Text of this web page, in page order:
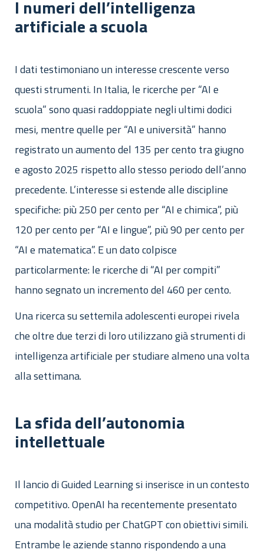
I numeri dell’intelligenza
artificiale a scuola
I dati testimoniano un interesse crescente verso
questi strumenti. In Italia, le ricerche per “AI e
scuola” sono quasi raddoppiate negli ultimi dodici
mesi, mentre quelle per “AI e università” hanno
registrato un aumento del 135 per cento tra giugno
e agosto 2025 rispetto allo stesso periodo dell’anno
precedente. L’interesse si estende alle discipline
specifiche: più 250 per cento per “AI e chimica”, più
120 per cento per “AI e lingue”, più 90 per cento per
“AI e matematica”. E un dato colpisce
particolarmente: le ricerche di “AI per compiti”
hanno segnato un incremento del 460 per cento.
Una ricerca su settemila adolescenti europei rivela
che oltre due terzi di loro utilizzano già strumenti di
intelligenza artificiale per studiare almeno una volta
alla settimana.
La sfida dell’autonomia
intellettuale
Il lancio di Guided Learning si inserisce in un contesto
competitivo. OpenAI ha recentemente presentato
una modalità studio per ChatGPT con obiettivi simili.
Entrambe le aziende stanno rispondendo a una